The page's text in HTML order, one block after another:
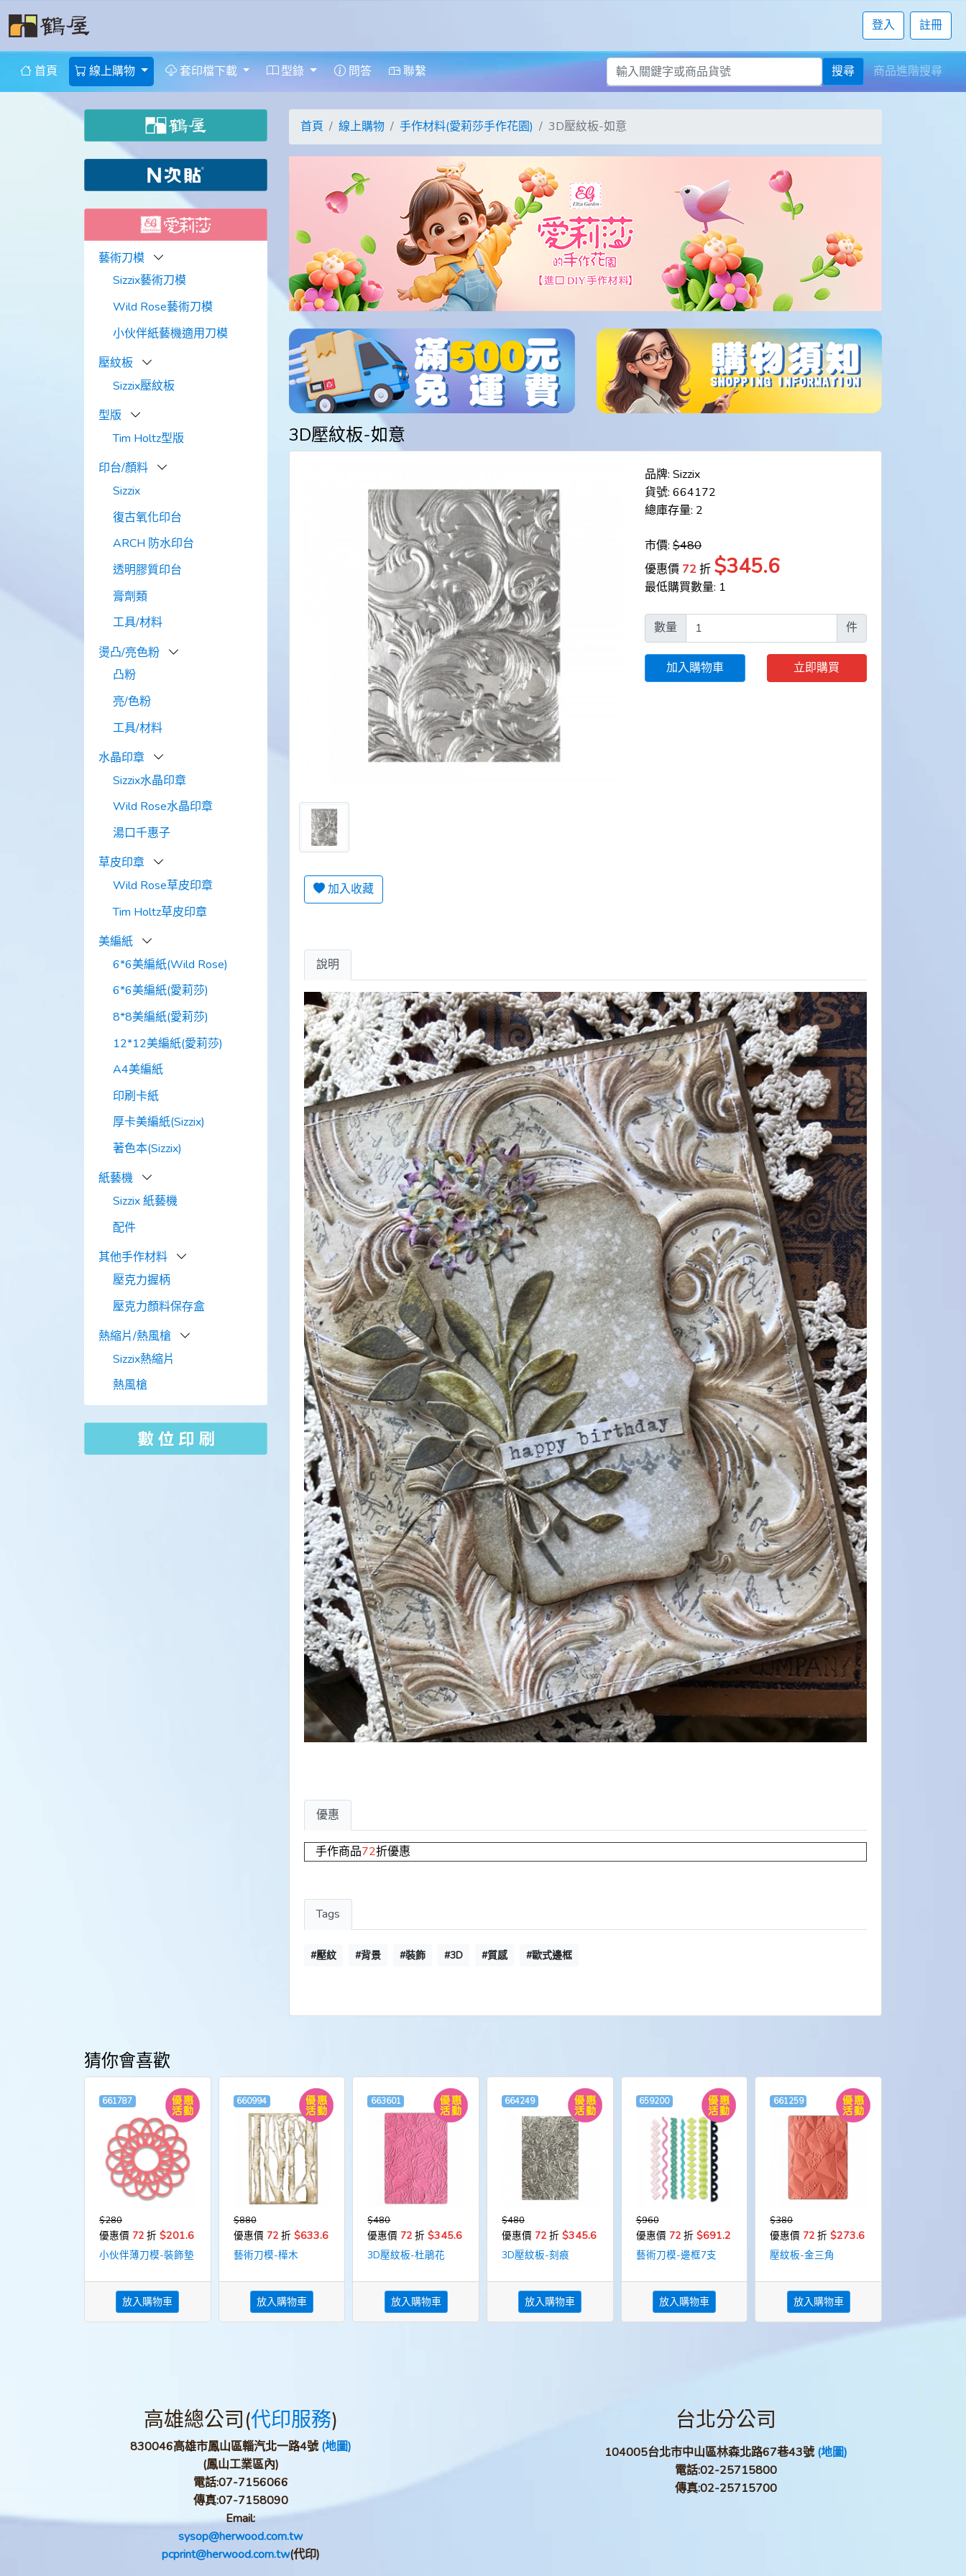
登入 註冊
首頁 線上購物 套印檔下載 型錄 問答 聯繫 搜尋 商品進階搜尋
藝術刀模
Sizzix藝術刀模
Wild Rose藝術刀模
小伙伴紙藝機適用刀模
壓紋板
Sizzix壓紋板
型版
Tim Holtz型版
印台/顏料
Sizzix
復古氧化印台
ARCH 防水印台
透明膠質印台
膏劑類
工具/材料
燙凸/亮色粉
凸粉
亮/色粉
工具/材料
水晶印章
Sizzix水晶印章
Wild Rose水晶印章
湯口千惠子
草皮印章
Wild Rose草皮印章
Tim Holtz草皮印章
美編紙
6*6美編紙(Wild Rose)
6*6美編紙(愛莉莎)
8*8美編紙(愛莉莎)
12*12美編紙(愛莉莎)
A4美編紙
印刷卡紙
厚卡美編紙(Sizzix)
著色本(Sizzix)
紙藝機
Sizzix 紙藝機
配件
其他手作材料
壓克力握柄
壓克力顏料保存盒
熱縮片/熱風槍
Sizzix熱縮片
熱風槍
首頁 線上購物 手作材料(愛莉莎手作花園) 3D壓紋板-如意
3D壓紋板-如意
品牌: Sizzix
貨號: 664172
總庫存量: 2
市價:$480
優惠價 72折 $345.6
最低購買數量: 1
數量 件
加入購物車 立即購買
加入收藏
說明
優惠
手作商品72折優惠
Tags
#壓紋 #背景 #裝飾 #3D #質感 #歐式邊框
猜你會喜歡
661787
$280
優惠價 72 折 $201.6
小伙伴薄刀模-裝飾墊
放入購物車
660994
$880
優惠價 72折 $633.6
藝術刀模-樺木
放入購物車
663601
$480
優惠價 72 折$345.6
3D壓紋板-杜鵑花
放入購物車
664249
$480
優惠價 72折 $345.6
3D壓紋板-刻痕
放入購物車
659200
$960
優惠價 72折 $691.2
藝術刀模-邊框7支
放入購物車
661259
$380
優惠價 72 折$273.6
壓紋板-金三角
放入購物車
高雄總公司(代印服務)
830046高雄市鳳山區輜汽北一路4號(地圖)
(鳳山工業區內)
電話:07-7156066
傳真:07-7158090
Email:
sysop@herwood.com.tw
pcprint@herwood.com.tw(代印)
台北分公司
104005台北市中山區林森北路67巷43號(地圖)
電話:02-25715800
傳真:02-25715700